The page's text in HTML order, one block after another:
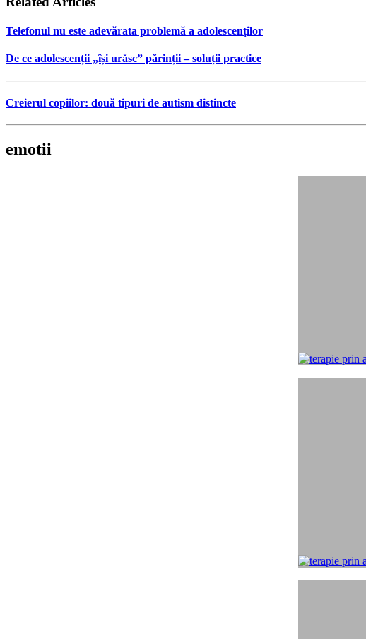
Telefonul nu este adevărata problemă a adolescenților
De ce adolescenții „își urăsc” părinții – soluții practice
Creierul copiilor: două tipuri de autism distincte
emotii